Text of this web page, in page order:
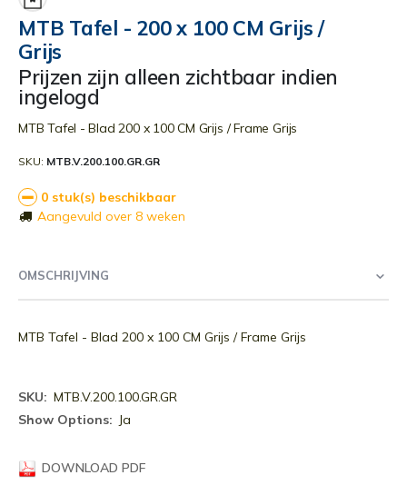
begin
van
de
afbeeldingen-
gallerij
MTB Tafel - 200 x 100 CM Grijs /
Grijs
Prijzen zijn alleen zichtbaar indien
ingelogd
MTB Tafel - Blad 200 x 100 CM Grijs / Frame Grijs
SKU MTB.V.200.100.GR.GR
0 stuk(s) beschikbaar
Aangevuld over 8 weken
OMSCHRIJVING
MTB Tafel - Blad 200 x 100 CM Grijs / Frame Grijs
Meer
informatie
MTB.V.200.100.GR.GR
Ja
DOWNLOAD PDF